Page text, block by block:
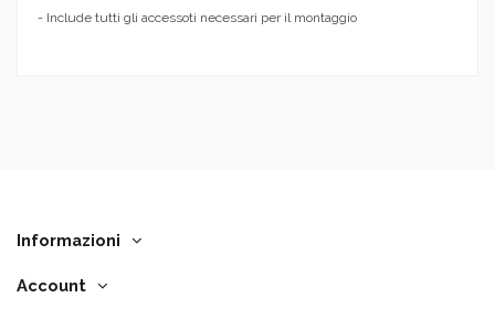
- Include tutti gli accessoti necessari per il montaggio
Informazioni
Account